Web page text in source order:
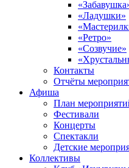
«Ладушки»
«Ретро»
«Созвучие»
Контакты
Отчёты
Афиша
План
Фестивали
Концерты
Спектакли
Детские
Коллективы